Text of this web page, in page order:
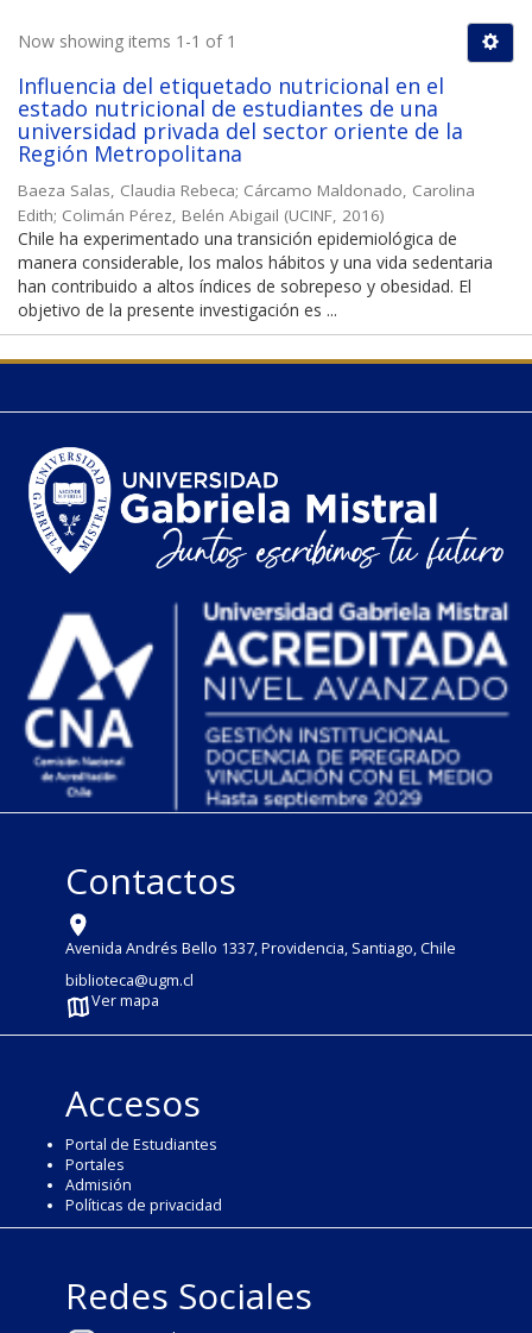
Now showing items 1-1 of 1
Influencia del etiquetado nutricional en el
estado nutricional de estudiantes de una
universidad privada del sector oriente de la
Región Metropolitana
Baeza Salas, Claudia Rebeca; Cárcamo Maldonado, Carolina
Edith; Colimán Pérez, Belén Abigail (UCINF, 2016)
Chile ha experimentado una transición epidemiológica de
manera considerable, los malos hábitos y una vida sedentaria
han contribuido a altos índices de sobrepeso y obesidad. El
objetivo de la presente investigación es ...
Contactos
Avenida Andrés Bello 1337, Providencia, Santiago, Chile
biblioteca@ugm.cl
Ver mapa
Accesos
Portal de Estudiantes
Portales
Admisión
Políticas de privacidad
Redes Sociales